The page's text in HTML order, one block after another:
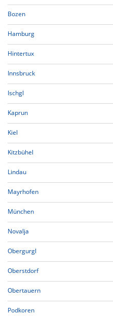
Bozen
Hamburg
Hintertux
Innsbruck
Ischgl
Kaprun
Kiel
Kitzbühel
Lindau
Mayrhofen
München
Novalja
Obergurgl
Oberstdorf
Obertauern
Podkoren